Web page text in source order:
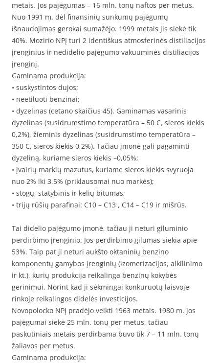
metais. Jos pajėgumas – 16 mln. tonų naftos per metus.
Nuo 1991 m. dėl finansinių sunkumų pajėgumų
išnaudojimas gerokai sumažėjo. 1999 metais jis siekė tik
40%. Mozirio NPĮ turi 2 identiškus atmosferinės distiliacijos
įrenginius ir nedidelio pajėgumo vakuuminės distiliacijos
įrenginį.
Gaminama produkcija:
• suskystintos dujos;
• neetiluoti benzinai;
• dyzelinas (cetano skaičius 45). Gaminamas vasarinis
dyzelinas (susidrumstimo temperatūra – 50 C, sieros kiekis
0,2%), žieminis dyzelinas (susidrumstimo temperatūra –
350 C, sieros kiekis 0,2%). Tačiau įmonė gali pagaminti
dyzeliną, kuriame sieros kiekis –0,05%;
• įvairių markių mazutus, kuriame sieros kiekis svyruoja
nuo 2% iki 3,5% (priklausomai nuo markės);
• stogų, statybinis ir kelių bitumas;
• trijų rūšių parafinai: C10 – C13 , C14 – C19 ir mišrūs.
Tai didelio pajėgumo įmonė, tačiau ji neturi giluminio
perdirbimo įrenginio. Jos perdirbimo gilumas siekia apie
53%. Taip pat ji neturi aukšto oktaninių benzino
komponentų gamybos įrenginių (izomerizacijos, alkilinimo
ir kt.), kurių produkcija reikalinga benzinų kokybės
gerinimui. Norint kad ji sėkmingai konkuruotų laisvoje
rinkoje reikalingos didelės investicijos.
Novopolocko NPĮ pradėjo veikti 1963 metais. 1980 m. jos
pajėgumai siekė 25 mln. tonų per metus, tačiau
paskutiniais metais perdirbama buvo tik 7 – 11 mln. tonų
žaliavos per metus.
Gaminama produkcija: